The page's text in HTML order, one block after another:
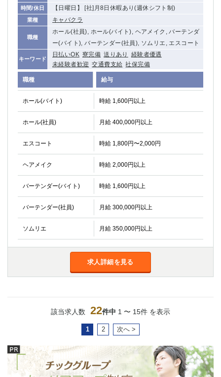
時間/休日 【日曜日】 [社]月8日休暇あり(週休シフト制)
業種 キャバクラ
職種
ホール(社員), ホール(バイト), ヘアメイク, バーテンダ
ー(バイト), バーテンダー(社員), ソムリエ, エスコート
キーワード
日払いOK 寮完備 送りあり
経験者優遇
未経験者歓迎 交通費支給 社保完備
職種 給与
ホール(バイト) 時給 1,600円以上
ホール(社員) 月給 400,000円以上
エスコート 時給 1,800円〜2,000円
ヘアメイク 時給 2,000円以上
バーテンダー(バイト) 時給 1,600円以上
バーテンダー(社員) 月給 300,000円以上
ソムリエ 月給 350,000円以上
求人詳細を見る
該当求人数 22件中 1 〜 15件 を表示
1 2 次へ >